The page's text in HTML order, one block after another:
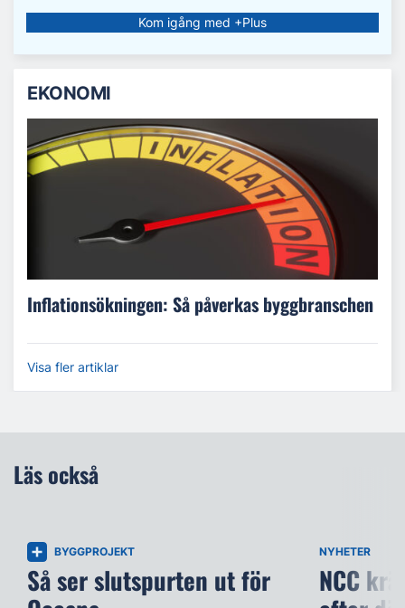
Kom igång med +Plus
EKONOMI
Inflationsökningen: Så påverkas byggbranschen
Visa fler artiklar
Läs också
BYGGPROJEKT
Så ser slutspurten ut för
NYHETER
NCC